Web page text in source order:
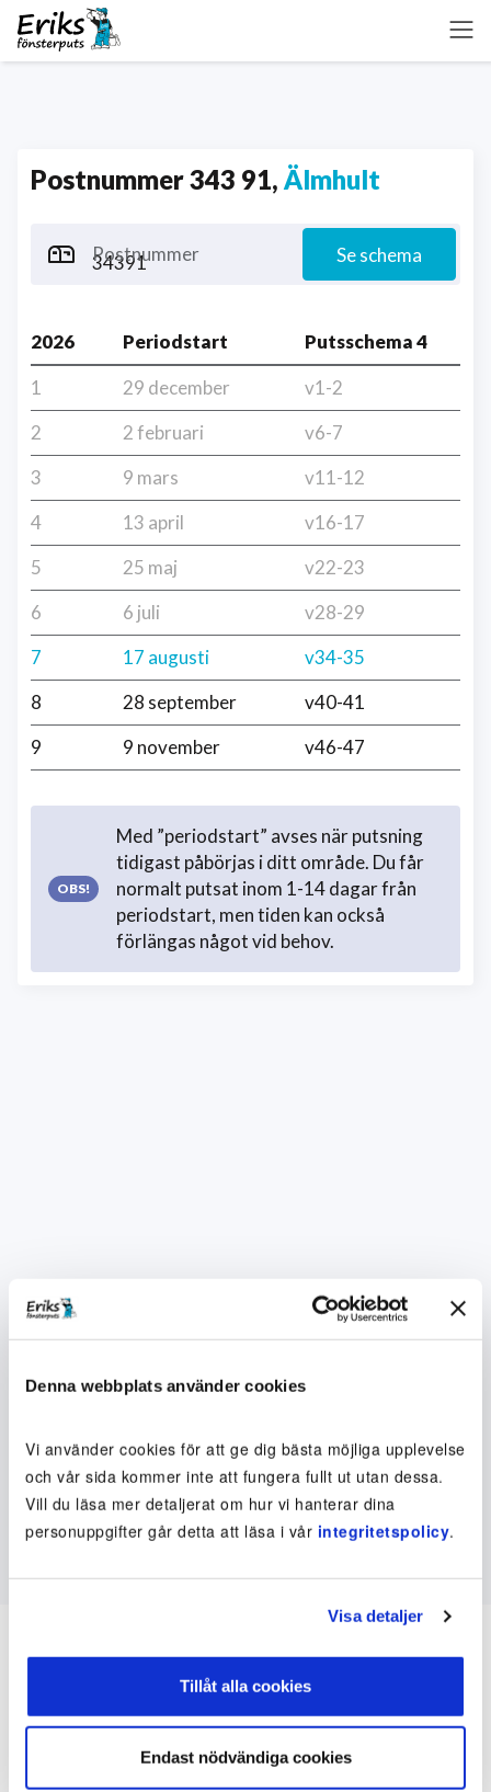
Denna webbplats använder cookies
Vi använder cookies för att ge dig bästa möjliga upplevelse
och vår sida kommer inte att fungera fullt ut utan dessa.
Vill du läsa mer detaljerat om hur vi hanterar dina
personuppgifter går detta att läsa i vår integritetspolicy.
Visa detaljer
Tillåt alla cookies
Endast nödvändiga cookies
Postnummer 343 91, Älmhult
Postnummer Se schema
2026 Periodstart
Putsschema 4
1
29 december
v1-2
2
2 februari
v6-7
3
9 mars
v11-12
4
13 april
v16-17
5
25 maj
v22-23
6
6 juli
v28-29
7
17 augusti
v34-35
8
28 september
v40-41
9
9 november v46-47
Med ”periodstart” avses när putsning
tidigast påbörjas i ditt område. Du får
normalt putsat inom 1-14 dagar från
periodstart, men tiden kan också
förlängas något vid behov.
Inte kund ännu? Kom
igång nu!